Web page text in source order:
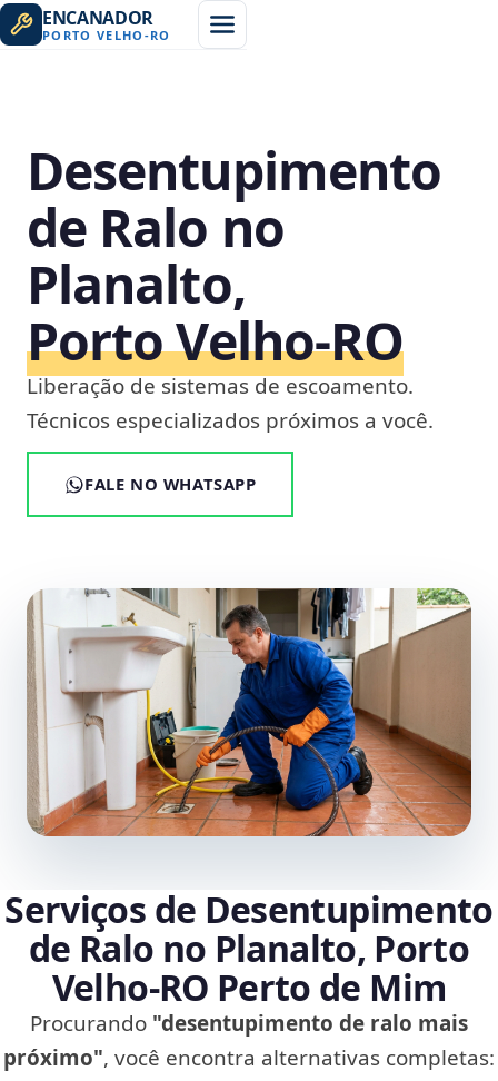
ENCANADOR
PORTO VELHO -RO
Desentupimento
de Ralo no
Planalto,
Porto Velho‑RO
Liberação de sistemas de escoamento.
Técnicos especializados próximos a você.
FALE NO WHATSAPP
Serviços de Desentupimento
de Ralo no Planalto, Porto
Velho‑RO Perto de Mim
Procurando "desentupimento de ralo mais
próximo", você encontra alternativas completas: